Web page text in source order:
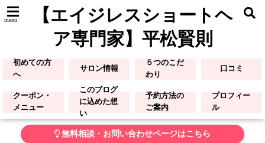
menu
【エイジレスショートヘ
ア専門家】平松賢則
初めての方
へ
サロン情報
５つのこだ
わり
口コミ
クーポン・
メニュー
このブログ
に込めた想
い
予約方法の
ご案内
プロフィー
ル
無料相談・お問い合わせページはこちら